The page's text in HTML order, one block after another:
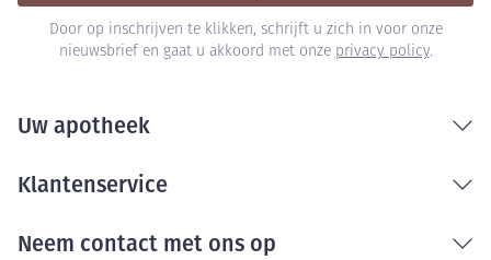
Door op inschrijven te klikken, schrijft u zich in voor onze
nieuwsbrief en gaat u akkoord met onze privacy policy.
Uw apotheek
Klantenservice
Neem contact met ons op